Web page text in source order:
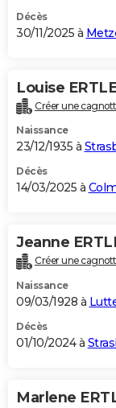
Décès
30/11/2025 à
Louise
Créer une
Naissance
23/12/1935 à
Décès
14/03/2025 à
Jeanne
Créer une
Naissance
09/03/1928 à
Décès
01/10/2024 à
Marlene